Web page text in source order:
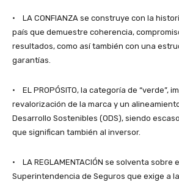
· LA CONFIANZA se construye con la
país que demuestre coherencia,
resultados, como así también con una
garantías.
· EL PROPÓSITO, la categoría de “verde”,
revalorización de la marca y un
Desarrollo Sostenibles (ODS), siendo
que significan también al inversor.
· LA REGLAMENTACIÓN se solventa sobre
Superintendencia de Seguros que exige a